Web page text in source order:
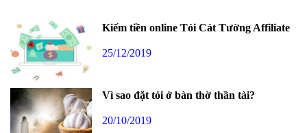
Kiếm tiền online Tỏi Cát Tường Affiliate
25/12/2019
Vì sao đặt tỏi ở bàn thờ thần tài?
20/10/2019